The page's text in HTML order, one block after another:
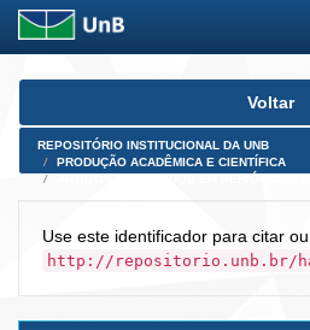
Skip
Voltar
REPOSITÓRIO INSTITUCIONAL DA UNB
PRODUÇÃO ACADÊMICA E CIENTÍFICA
Use este identificador para citar
http://repositorio.unb.br/